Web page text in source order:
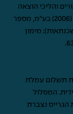
והליכי הוצאה
לפועל. הגורם המממן: מימון ישיר מקבוצת ישיר (2006) בע"מ, מספר
(משכנתאות): מימון
תשלום עמלת
המסלול
הגרייס נצברת